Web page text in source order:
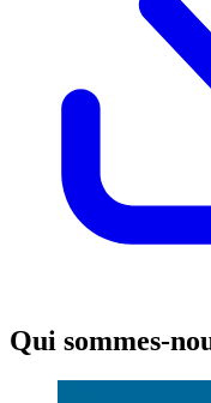
Qui sommes-